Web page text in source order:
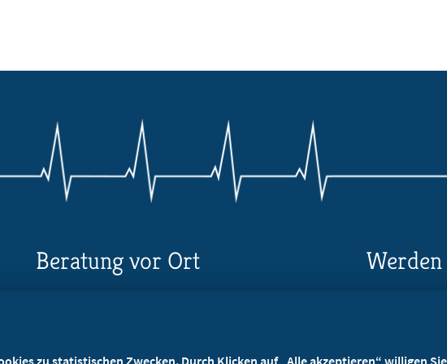
Beratung vor Ort
zu statistischen Zwecken. Durch Klicken auf „Alle akzeptieren“ willigen